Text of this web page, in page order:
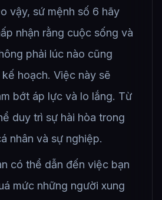
vậy, sứ mệnh số 6 hãy
nhận rằng cuộc sống và
phải lúc nào cũng
hoạch. Việc này sẽ
bớt áp lực và lo lắng. Từ
duy trì sự hài hòa trong
nhân và sự nghiệp.
có thể dẫn đến việc bạn
mức những người xung